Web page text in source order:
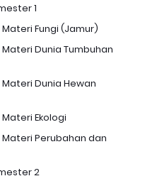
1
Fungi (Jamur)
Dunia Tumbuhan
Dunia Hewan
Ekologi
Perubahan dan
2